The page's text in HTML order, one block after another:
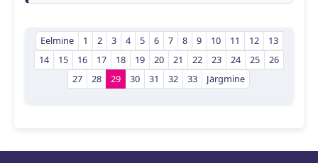
Eelmine 1 2 3 4 5 6 7 8 9 10 11 12
13
14
15 16 17 18 19 20 21 22 23 24 25
26
27
28 29 30 31 32 33 Järgmine